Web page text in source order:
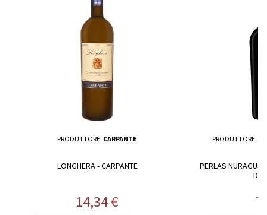
PRODUTTORE: CARPANTE
LONGHERA - CARPANTE
Prezzo
14,34 €
PRODUTTORE:
PERLAS NURAGUS